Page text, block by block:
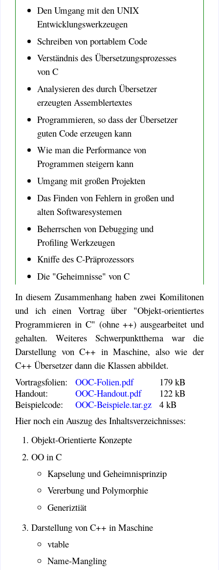
Den Umgang mit den UNIX
Entwicklungswerkzeugen
Schreiben von portablem Code
Verständnis des Übersetzungsprozesses
von C
Analysieren des durch Übersetzer
erzeugten Assemblertextes
Programmieren, so dass der Übersetzer
guten Code erzeugen kann
Wie man die Performance von
Programmen steigern kann
Umgang mit großen Projekten
Das Finden von Fehlern in großen und
alten Softwaresystemen
Beherrschen von Debugging und
Profiling Werkzeugen
Kniffe des C-Präprozessors
Die "Geheimnisse" von C
In diesem Zusammenhang haben zwei Komilitonen
und ich einen Vortrag über "Objekt-orientiertes
Programmieren in C" (ohne ++) ausgearbeitet und
gehalten. Weiteres Schwerpunktthema war die
Darstellung von C++ in Maschine, also wie der
C++ Übersetzer dann die Klassen abbildet.
Vortragsfolien:
OOC-Folien.pdf
179 kB
Handout:
OOC-Handout.pdf
122 kB
Beispielcode:
OOC-Beispiele.tar.gz
4 kB
Hier noch ein Auszug des Inhaltsverzeichnisses:
Objekt-Orientierte Konzepte
OO in C
Kapselung und Geheimnisprinzip
Vererbung und Polymorphie
Generiztiät
Darstellung von C++ in Maschine
vtable
Name-Mangling